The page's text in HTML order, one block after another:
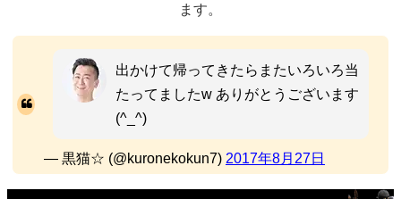
ます。
出かけて帰ってきたらまたいろいろ当
たってましたw ありがとうございます
(^_^)
— 黒猫☆ (@kuronekokun7) 2017年8月27日